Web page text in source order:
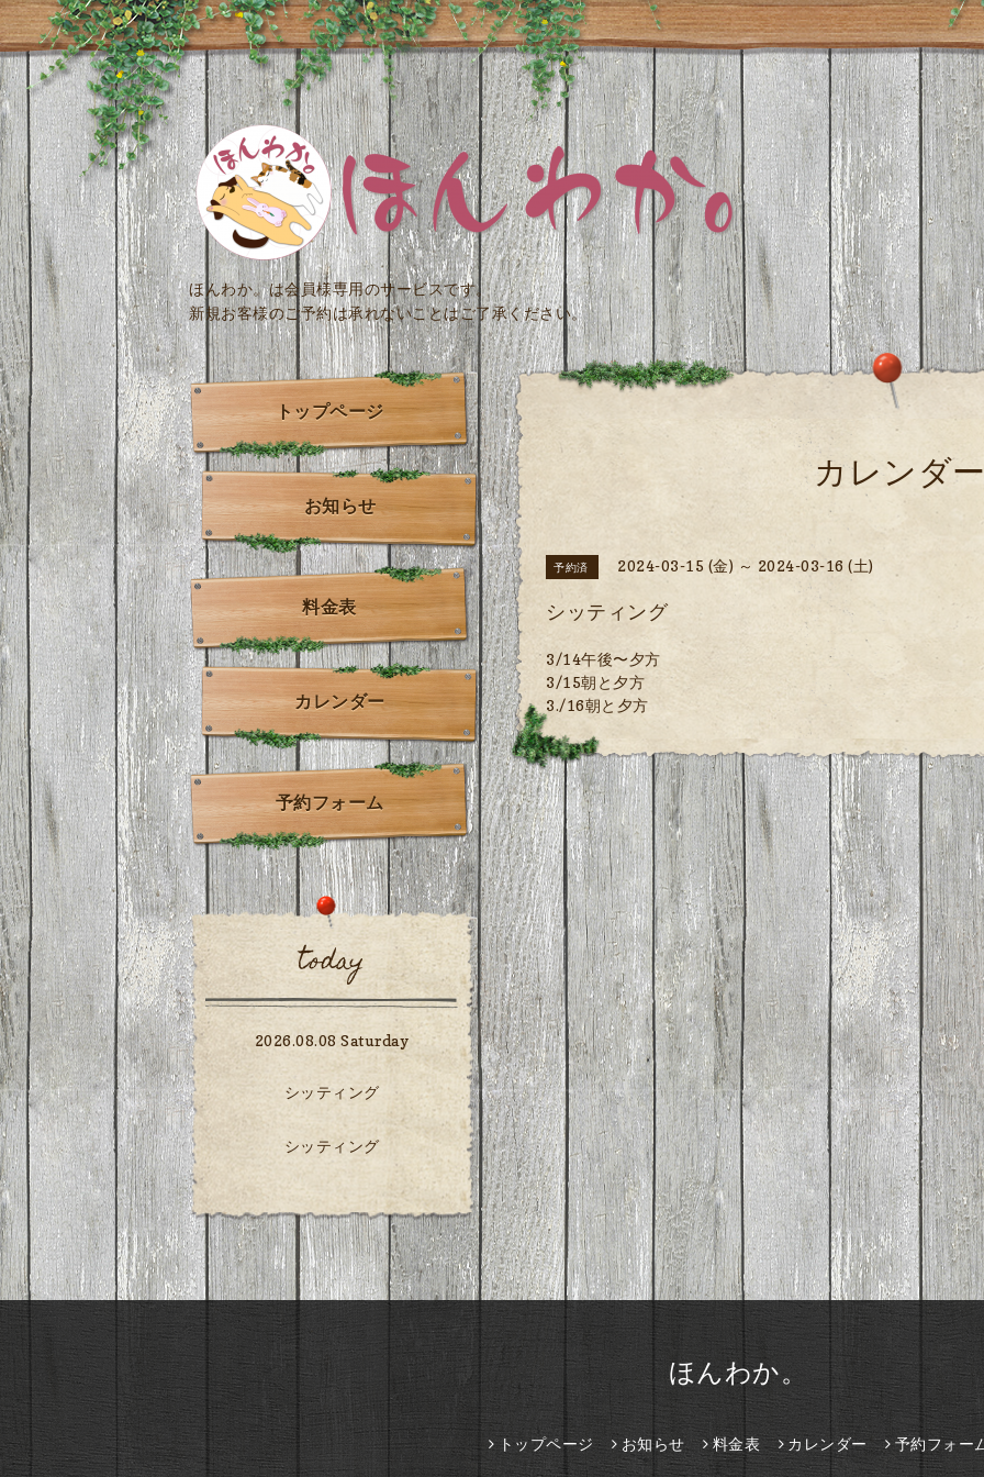
ほんわか。は会員様専用のサービスです。
新規お客様のご予約は承れないことはご了承ください。
カレンダ
予約済 2024-03-15 (金) ～ 2024-03-16 (土)
シッティング
3/14午後〜夕方
3/15朝と夕方
3./16朝と夕方
トップページ
お知らせ
料金表
カレンダー
予約フォーム
today
2026.08.08 Saturday
シッティング
シッティング
ほんわか。
トップページ お知らせ 料金表 カレンダー 予約フォー